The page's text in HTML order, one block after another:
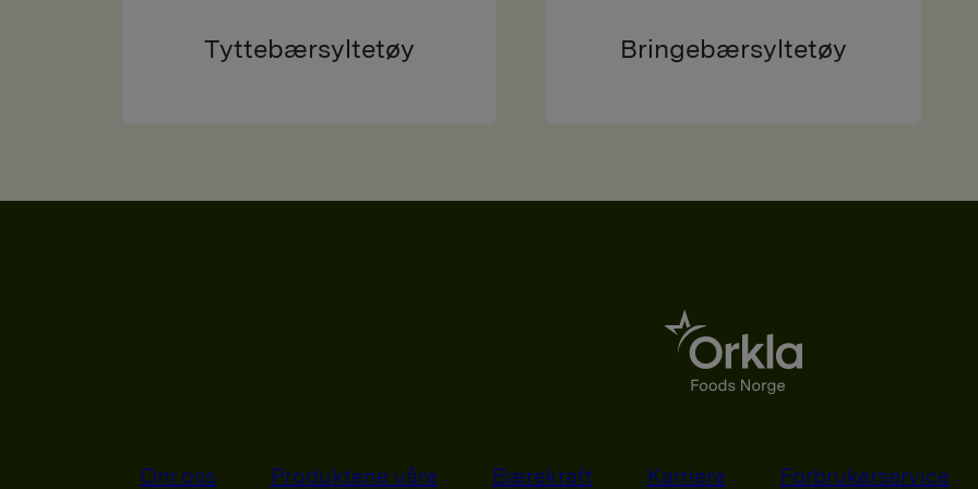
Tyttebærsyltetøy Bringebærsyltetøy
Om oss Produktene våre Bærekraft Karriere Forbrukerservice